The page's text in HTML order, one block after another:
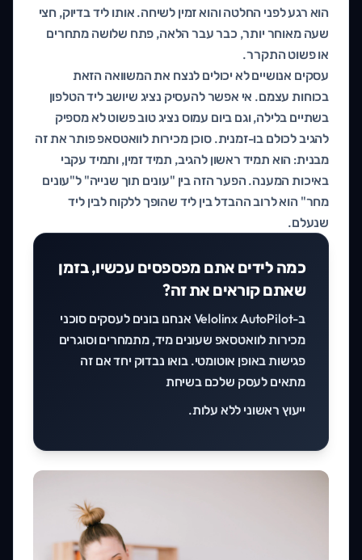
הוא רגע לפני החלטה והוא זמין לשיחה. אותו ליד בדיוק, חצי
שעה מאוחר יותר, כבר עבר הלאה, פתח שלושה מתחרים
או פשוט התקרר.
עסקים אנושיים לא יכולים לנצח את המשוואה הזאת
בכוחות עצמם. אי אפשר להעסיק נציג שיושב ליד הטלפון
בשתיים בלילה, וגם ביום עמוס נציג טוב פשוט לא מספיק
להגיב לכולם בו-זמנית. סוכן מכירות לוואטסאפ פותר את זה
מבנית: הוא תמיד ראשון להגיב, תמיד זמין, ותמיד עקבי
באיכות המענה. הפער הזה בין "עונים תוך שנייה" ל"עונים
מחר" הוא לרוב ההבדל בין ליד שהופך ללקוח לבין ליד
שנעלם.
כמה לידים אתם מפספסים עכשיו, בזמן
שאתם קוראים את זה?
ב-Velolinx AutoPilot אנחנו בונים לעסקים סוכני
מכירות לוואטסאפ שעונים מיד, מתמחרים וסוגרים
פגישות באופן אוטומטי. בואו נבדוק יחד אם זה
מתאים לעסק שלכם בשיחת
ייעוץ ראשוני ללא עלות.